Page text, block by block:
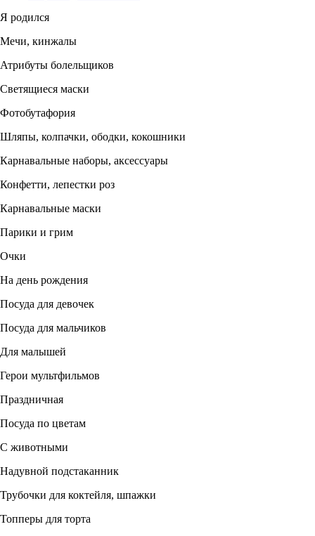
Я родился
Мечи, кинжалы
Атрибуты болельщиков
Светящиеся маски
Фотобутафория
Шляпы, колпачки, ободки, кокошники
Карнавальные наборы, аксессуары
Конфетти, лепестки роз
Карнавальные маски
Парики и грим
Очки
На день рождения
Посуда для девочек
Посуда для мальчиков
Для малышей
Герои мультфильмов
Праздничная
Посуда по цветам
С животными
Надувной подстаканник
Трубочки для коктейля, шпажки
Топперы для торта